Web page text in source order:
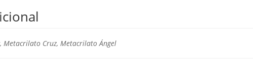
Metacrilato Cruz, Metacrilato Ángel